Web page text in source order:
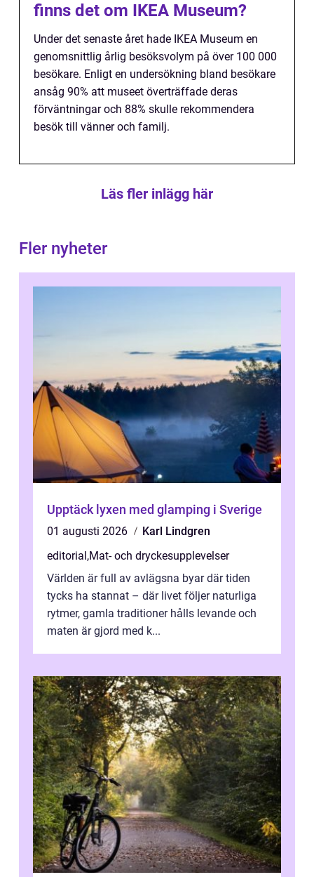
finns det om IKEA Museum?
Under det senaste året hade IKEA Museum en
genomsnittlig årlig besöksvolym på över 100 000
besökare. Enligt en undersökning bland besökare
ansåg 90% att museet överträffade deras
förväntningar och 88% skulle rekommendera
besök till vänner och familj.
Läs fler inlägg här
Fler nyheter
Upptäck lyxen med glamping i Sverige
01 augusti 2026
Karl Lindgren
editorial ,Mat- och dryckesupplevelser
Världen är full av avlägsna byar där tiden
tycks ha stannat – där livet följer naturliga
rytmer, gamla traditioner hålls levande och
maten är gjord med k...